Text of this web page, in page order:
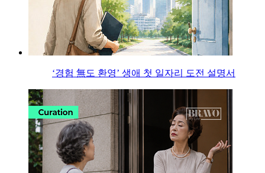
‘경험 無도 환영’ 생애 첫 일자리 도전 설명서